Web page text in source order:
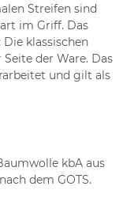
Streifen sind
im Griff. Das
klassischen
der Ware. Das
und gilt als
kbA aus
dem GOTS.